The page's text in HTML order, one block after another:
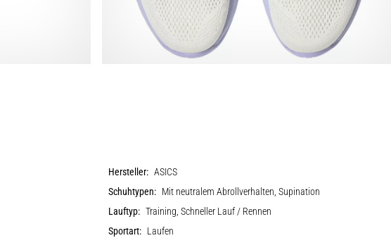
Hersteller: ASICS
Schuhtypen: Mit neutralem Abrollverhalten, Supination
Lauftyp: Training, Schneller Lauf / Rennen
Sportart: Laufen